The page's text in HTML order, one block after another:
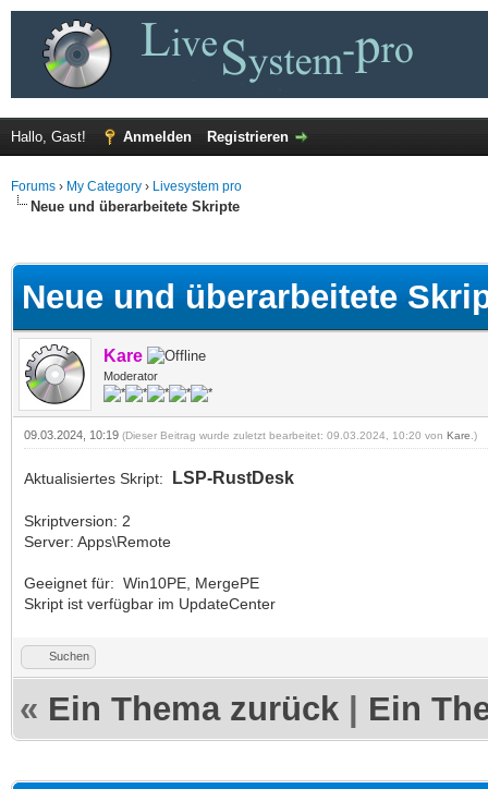
Hallo, Gast! Anmelden Registrieren
Forums › My Category › Livesystem pro
Neue und überarbeitete Skripte
Neue und überarbeitete
Kare
Moderator
09.03.2024, 10:19 (Dieser Beitrag wurde zuletzt bearbeitet: 09.03.2024, 10:20 von Kare .)
Aktualisiertes Skript: LSP-RustDesk
Skriptversion: 2
Server: Apps\Remote
Geeignet für: Win10PE, MergePE
Skript ist verfügbar im UpdateCenter
Suchen
« Ein Thema zurück Ein